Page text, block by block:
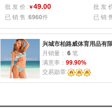
热批泳装货源
厂家直销底价
泳
甜美公主吊带连体 纱裙三件
套 L1355#
批 发 价 :￥49.00
已 销 售 :6960件
晒衣
长袖
批 发
已 销
兴城市柏路威体育用品有
月销量： 6 笔
满意率： 99.90%
交易勋章: